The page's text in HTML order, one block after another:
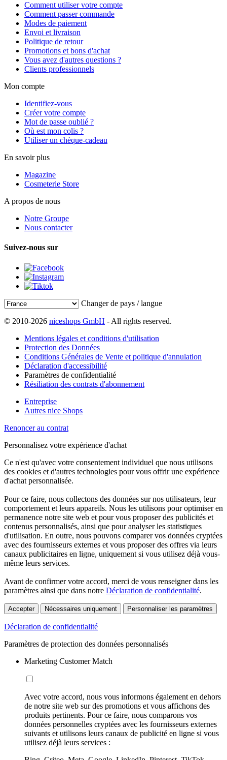
Comment utiliser votre compte
Comment passer commande
Modes de paiement
Envoi et livraison
Politique de retour
Promotions et bons d'achat
Vous avez d'autres questions ?
Clients professionnels
Mon compte
Identifiez-vous
Créer votre compte
Mot de passe oublié ?
Où est mon colis ?
Utiliser un chèque-cadeau
En savoir plus
Magazine
Cosmeterie Store
A propos de nous
Notre Groupe
Nous contacter
Suivez-nous sur
Changer de pays / langue
© 2010-2026 niceshops GmbH - All rights reserved.
Mentions légales et conditions d'utilisation
Protection des Données
Conditions Générales de Vente et politique d'annulation
Déclaration d'accessibilité
Paramètres de confidentialité
Résiliation des contrats d'abonnement
Entreprise
Autres nice Shops
Renoncer au contrat
Personnalisez votre expérience d'achat
Ce n'est qu'avec votre consentement individuel que nous utilisons
des cookies et d'autres technologies pour vous offrir une expérience
d'achat personnalisée.
Pour ce faire, nous collectons des données sur nos utilisateurs, leur
comportement et leurs appareils. Nous les utilisons pour optimiser en
permanence notre site web et pour vous proposer des publicités et
contenus personnalisés, ainsi que pour analyser les statistiques
d'utilisation. En outre, nous pouvons comparer vos données cryptées
avec des fournisseurs externes et vous proposer des offres via leurs
canaux publicitaires en ligne, uniquement si vous utilisez déjà vous-
même leurs services.
Avant de confirmer votre accord, merci de vous renseigner dans les
paramètres ainsi que dans notre Déclaration de confidentialité.
Accepter Nécessaires uniquement Personnaliser les paramètres
Déclaration de confidentialité
Paramètres de protection des données personnalisés
Marketing Customer Match
Avec votre accord, nous vous informons également en dehors
de notre site web sur des promotions et vous affichons des
produits pertinents. Pour ce faire, nous comparons vos
données personnelles cryptées avec les fournisseurs externes
suivants et utilisons leurs canaux de publicité en ligne si vous
utilisez déjà leurs services :